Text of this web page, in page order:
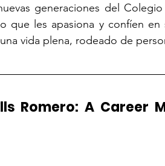
generaciones del
que les apasiona y confíen
vida plena, rodeado de
Romero: A Career